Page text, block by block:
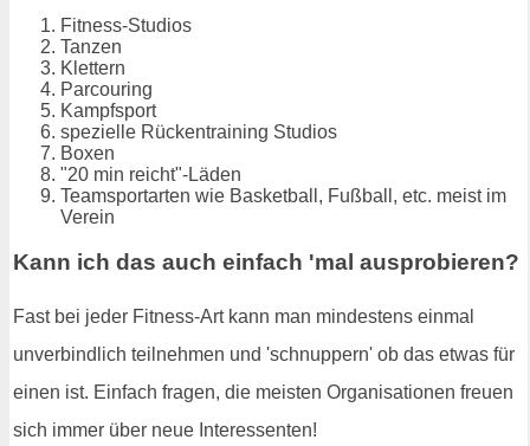
Fitness-Studios
Tanzen
Klettern
Parcouring
Kampfsport
spezielle Rückentraining Studios
Boxen
"20 min reicht"-Läden
Teamsportarten wie Basketball, Fußball, etc. meist im
Verein
Kann ich das auch einfach 'mal ausprobieren?
Fast bei jeder Fitness-Art kann man mindestens einmal
unverbindlich teilnehmen und 'schnuppern' ob das etwas für
einen ist. Einfach fragen, die meisten Organisationen freuen
sich immer über neue Interessenten!